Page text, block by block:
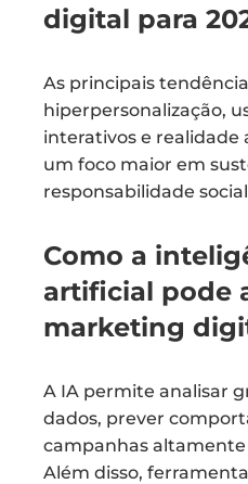
digital para
As principais
hiperpersonalização,
interativos e realidade
um foco maior em
responsabilidade
Como a
artificial pode
marketing
A IA permite analisar
dados, prever
campanhas altamente
Além disso,